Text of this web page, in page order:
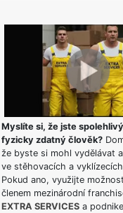
Myslíte si, že jste
fyzicky zdatný člověk?
že byste si mohl vydělávat
ve stěhovacích a
Pokud ano, využijte
členem mezinárodní
EXTRA SERVICESa